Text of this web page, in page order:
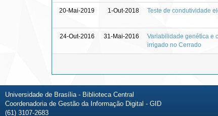
20-Mai-2019 1-Out-2018 Teste de condutividade
24-Out-2016 31-Mai-2016
Variabilidade genética e
irrigado no Cerrado
Universidade de Brasília - Biblioteca Central
Coordenadoria de Gestão da Informação Digital - GID
(61) 3107-2683